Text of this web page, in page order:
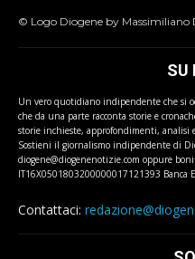
© Logo Diogene by Massimiliano
SU
Un vero quotidiano indipendente che si
che da una parte racconta storie e
storie inchieste, approfondimenti, analisi
Sostieni il giornalismo indipendente di
diogene@diogenenotizie.com oppure
IT16X0501803200000017121393 Banca
Contattaci: